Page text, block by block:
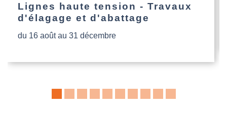
Lignes haute tension - Travaux
d'élagage et d'abattage
du 16 août au 31 décembre